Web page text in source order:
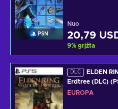
PSN
Nuo
20,79
9% grįžta
DLC
ELDEN
Erdtree (DLC)
EUROPA